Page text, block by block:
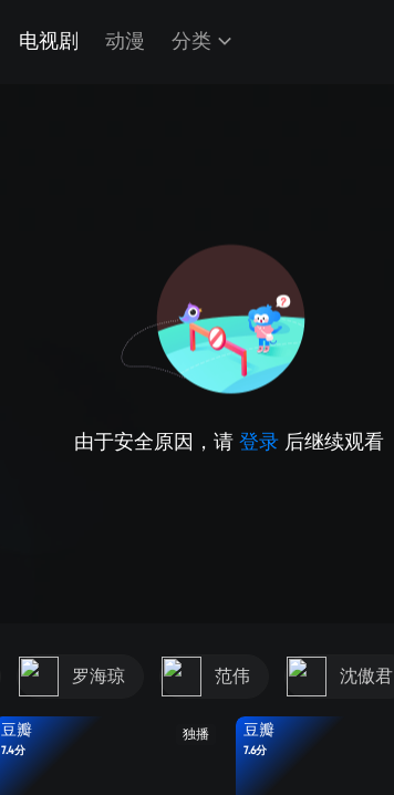
电视剧 动漫 分类
由于安全原因，请 登录 后继续观看
罗海琼 范伟 沈傲君
独播
豆瓣
7.4分
豆瓣
7.6分